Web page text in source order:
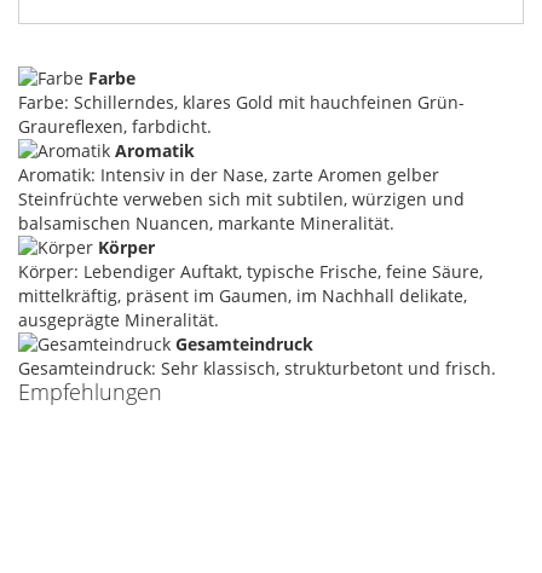
Farbe
Farbe: Schillerndes, klares Gold mit hauchfeinen Grün-
Graureflexen, farbdicht.
Aromatik
Aromatik: Intensiv in der Nase, zarte Aromen gelber
Steinfrüchte verweben sich mit subtilen, würzigen und
balsamischen Nuancen, markante Mineralität.
Körper
Körper: Lebendiger Auftakt, typische Frische, feine Säure,
mittelkräftig, präsent im Gaumen, im Nachhall delikate,
ausgeprägte Mineralität.
Gesamteindruck
Gesamteindruck: Sehr klassisch, strukturbetont und frisch.
Empfehlungen